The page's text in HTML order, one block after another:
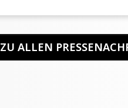
ZU ALLEN